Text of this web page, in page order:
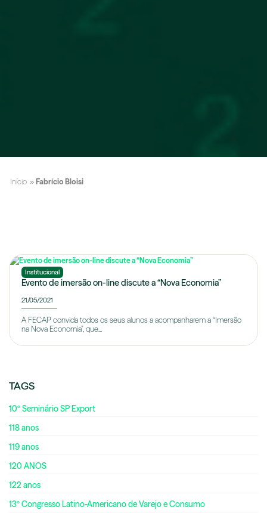
Início » Fabrício Bloisi
Institucional
Evento de imersão on-line discute a “Nova Economia”
21/05/2021
A FECAP convida todos os seus alunos a acompanharem a “Imersão
na Nova Economia”, que...
TAGS
10º Seminário SP Export
118 anos
119 anos
120 ANOS
122 anos
13º Congresso Latino-Americano de Varejo e Consumo